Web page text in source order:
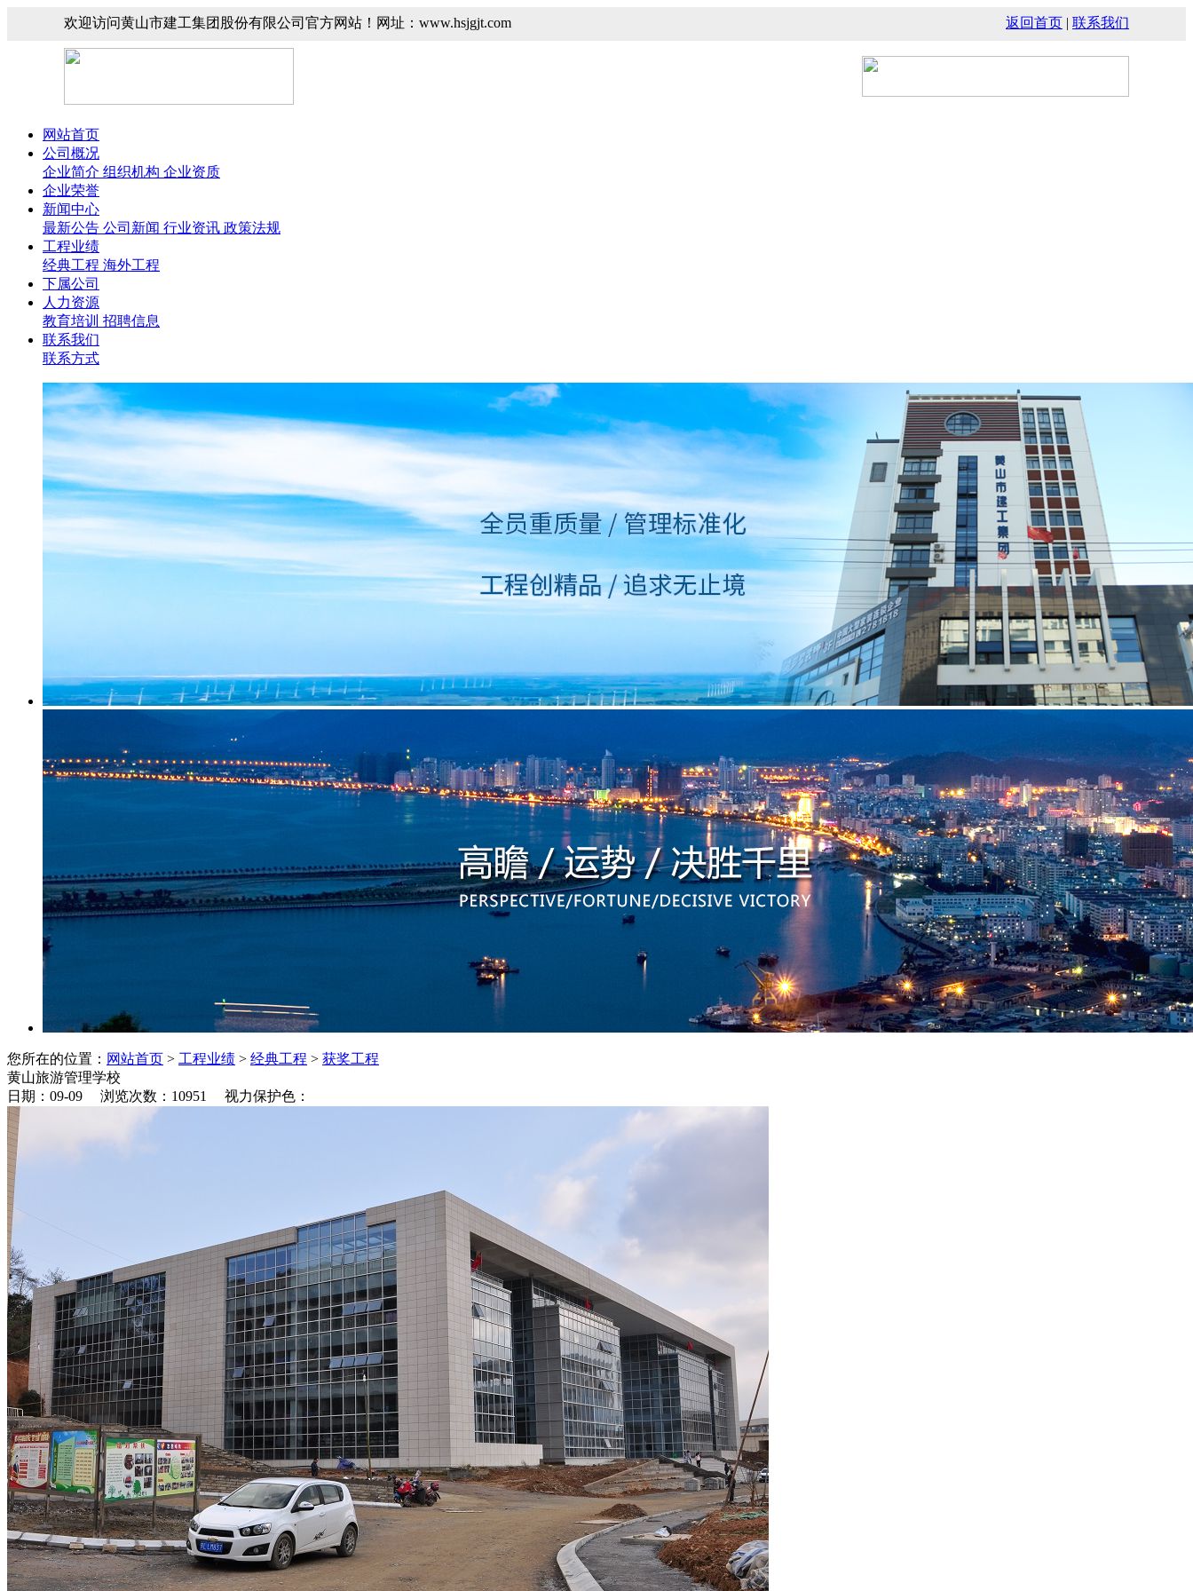
欢迎访问黄山市建工集团股份有限公司官方网站！网址：www.hsjgjt.com 返回首页 | 联系我们
网站首页
公司概况
企业简介 组织机构 企业资质
企业荣誉
新闻中心
最新公告 公司新闻 行业资讯 政策法规
工程业绩
经典工程 海外工程
下属公司
人力资源
教育培训 招聘信息
联系我们
联系方式
您所在的位置： 网站首页 > 工程业绩 > 经典工程 > 获奖工程
黄山旅游管理学校
日期：09-09 浏览次数： 10951 视力保护色：